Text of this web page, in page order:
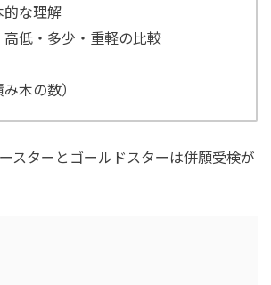
な理解
高低・多少・重軽の比較
木の数）
スターとゴールドスターは併願受検が